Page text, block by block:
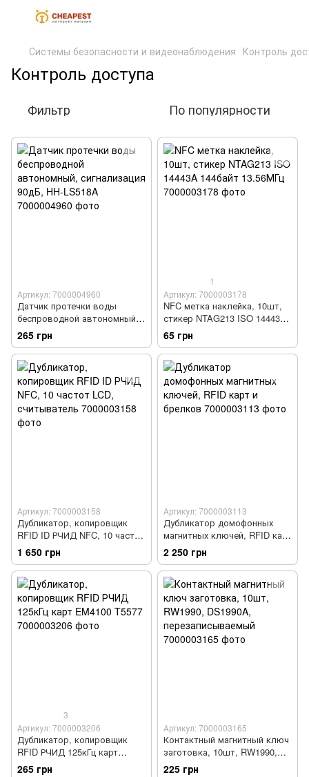
Системы безопасности и видеонаблюдения Контроль
Контроль доступа
Фильтр По популярности
Артикул: 7000004960
Датчик протечки воды
беспроводной автономный,
сигнализация 90дБ, HH-
LS518A
265 грн
1
Артикул: 7000003178
NFC метка наклейка, 10шт,
стикер NTAG213 ISO 14443A
144байт 13.56МГц
65 грн
Артикул: 7000003158
Дубликатор, копировщик
RFID ID РЧИД NFC, 10 частот
LCD, считыватель
1 650 грн
Артикул: 7000003113
Дубликатор домофонных
магнитных ключей, RFID карт
и брелков
2 250 грн
3
Артикул: 7000003206
Дубликатор, копировщик
RFID РЧИД 125кГц карт
EM4100 T5577
265 грн
Артикул: 7000003165
Контактный магнитный ключ
заготовка, 10шт, RW1990,
DS1990A, перезаписываемый
225 грн